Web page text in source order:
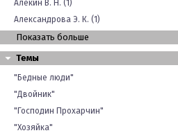
Алёкин В. Н. (1)
Александрова Э. К. (1)
Показать больше
Темы
"Бедные люди"
"Двойник"
"Господин Прохарчин"
"Хозяйка"